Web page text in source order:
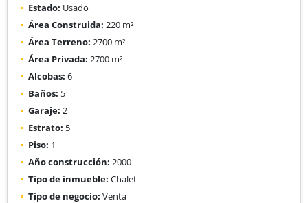
Estado: Usado
Área Construida: 220 m²
Área Terreno: 2700 m²
Área Privada: 2700 m²
Alcobas: 6
Baños: 5
Garaje: 2
Estrato: 5
Piso: 1
Año construcción: 2000
Tipo de inmueble: Chalet
Tipo de negocio: Venta